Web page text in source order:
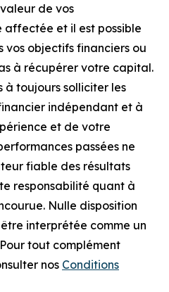
de vos
affectée et il est possible
vos objectifs financiers ou
à récupérer votre capital.
à toujours solliciter les
indépendant et à
et de votre
passées ne
fiable des résultats
responsabilité quant à
Nulle disposition
interprétée comme un
tout complément
nos Conditions